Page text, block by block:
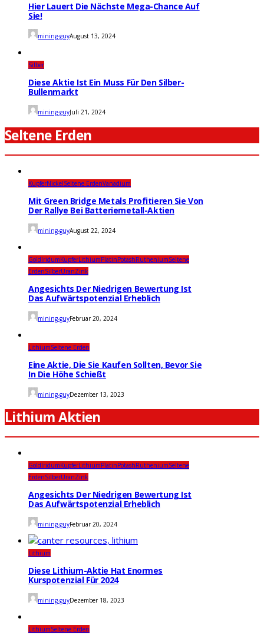
Hier Lauert Die Nächste Mega-Chance Auf
Sie!
mining-guyAugust 13, 2024
Silber
Diese Aktie Ist Ein Muss Für Den Silber-
Bullenmarkt
mining-guyJuli 21, 2024
Seltene Erden
KupferNickelSeltene ErdenVanadium
Mit Green Bridge Metals Profitieren Sie Von
Der Rallye Bei Batteriemetall-Aktien
mining-guyAugust 22, 2024
GoldIridumKupferLithiumPlatinPotashRutheniumSeltene
ErdenSilberUranZink
Angesichts Der Niedrigen Bewertung Ist
Das Aufwärtspotenzial Erheblich
mining-guyFebruar 20, 2024
LithiumSeltene Erden
Eine Aktie, Die Sie Kaufen Sollten, Bevor Sie
In Die Höhe Schießt
mining-guyDezember 13, 2023
Lithium Aktien
GoldIridumKupferLithiumPlatinPotashRutheniumSeltene
ErdenSilberUranZink
Angesichts Der Niedrigen Bewertung Ist
Das Aufwärtspotenzial Erheblich
mining-guyFebruar 20, 2024
Lithium
Diese Lithium-Aktie Hat Enormes
Kurspotenzial Für 2024
mining-guyDezember 18, 2023
LithiumSeltene Erden